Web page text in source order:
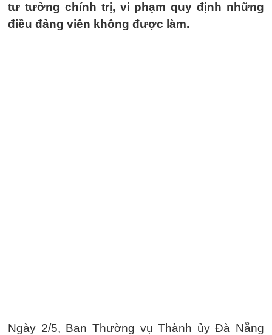
tư tưởng chính trị, vi phạm quy định những
điều đảng viên không được làm.
Ngày 2/5, Ban Thường vụ Thành ủy Đà Nẵng